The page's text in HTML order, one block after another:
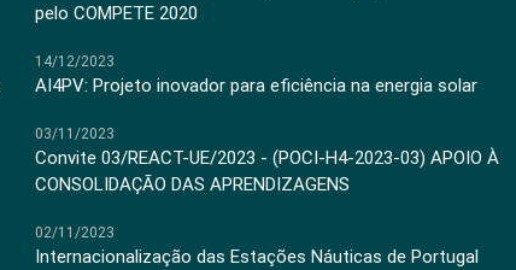
pelo COMPETE 2020
14/12/2023
AI4PV: Projeto inovador para eficiência na energia solar
03/11/2023
Convite 03/REACT-UE/2023 - (POCI-H4-2023-03) APOIO À
CONSOLIDAÇÃO DAS APRENDIZAGENS
02/11/2023
Internacionalização das Estações Náuticas de Portugal